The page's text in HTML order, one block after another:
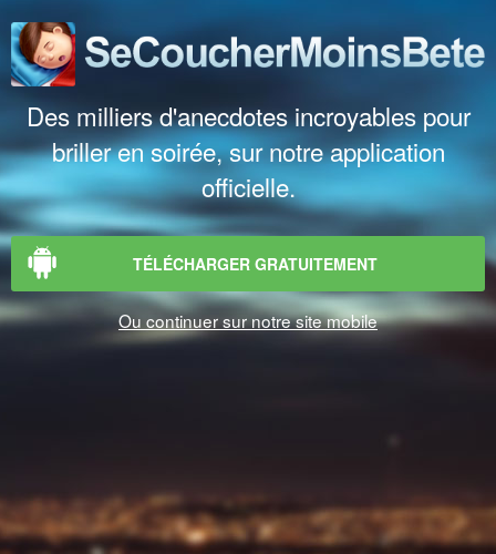
Des milliers d'anecdotes incroyables pour
briller en soirée, sur notre application
officielle.
TÉLÉCHARGER GRATUITEMENT
Ou continuer sur notre site mobile